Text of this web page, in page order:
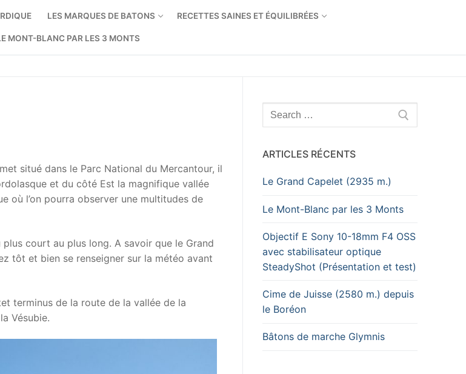
LES MARQUES DE BATONS RECETTES SAINES ET ÉQUILIBRÉES
MONT-BLANC PAR LES 3 MONTS
situé dans le Parc National du Mercantour, il
et du côté Est la magnifique vallée
où l’on pourra observer une multitudes de
court au plus long. A savoir que le Grand
tôt et bien se renseigner sur la météo avant
terminus de la route de la vallée de la
Vésubie.
Rechercher
:
ARTICLES RÉCENTS
Le Grand Capelet (2935 m.)
Le Mont-Blanc par les 3 Monts
Objectif E Sony 10-18mm F4 OSS
avec stabilisateur optique
SteadyShot (Présentation et test)
Cime de Juisse (2580 m.) depuis
le Boréon
Bâtons de marche Glymnis